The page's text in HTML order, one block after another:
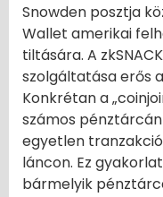
Snowden posztja
Wallet amerikai
tiltására. A
szolgáltatása erős
Konkrétan a
számos
egyetlen
láncon. Ez
bármelyik